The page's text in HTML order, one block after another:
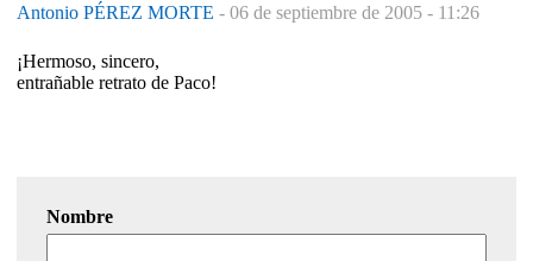
Antonio PÉREZ MORTE - 06 de septiembre de 2005 - 11:26
¡Hermoso, sincero,
entrañable retrato de Paco!
Nombre